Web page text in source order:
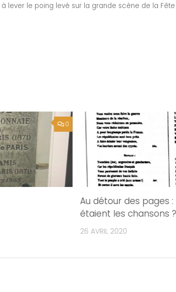
lever le poing levé sur la grande scène de la Fête
Au détour des pages
étaient les chansons ?
26 AVRIL 2020
0